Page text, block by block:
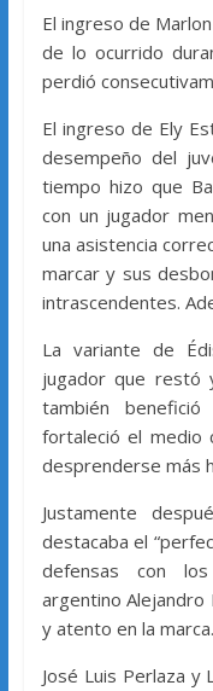
El ingreso de
de lo ocurrido
perdió
El ingreso de Ely
desempeño del
tiempo hizo que
con un jugador
una asistencia
marcar y sus
intrascendentes.
La variante de
jugador que restó
también
fortaleció el medio
desprenderse más
Justamente
destacaba el
defensas con
argentino
y atento en la marca.
José Luis Perlaza y